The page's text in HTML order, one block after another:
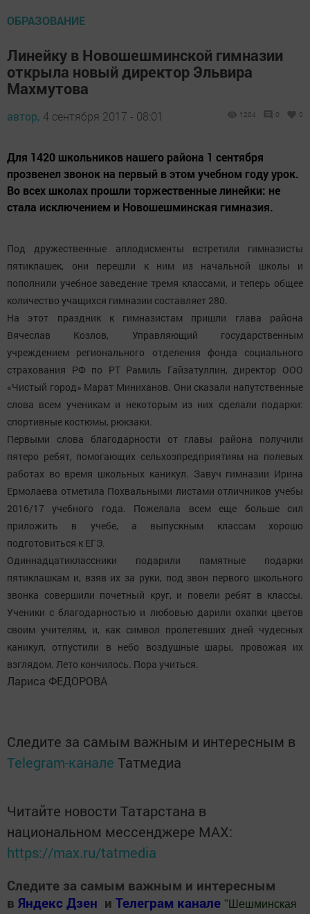
ОБРАЗОВАНИЕ
Линейку в Новошешминской гимназии
открыла новый директор Эльвира
Махмутова
автор, 4 сентября 2017 - 08:01 1204 0 0
Для 1420 школьников нашего района 1 сентября
прозвенел звонок на первый в этом учебном году урок.
Во всех школах прошли торжественные линейки: не
стала исключением и Новошешминская гимназия.
Под дружественные аплодисменты встретили гимназисты
пятиклашек, они перешли к ним из начальной школы и
пополнили учебное заведение тремя классами, и теперь общее
количество учащихся гимназии составляет 280.
На этот праздник к гимназистам пришли глава района
Вячеслав Козлов, Управляющий государственным
учреждением регионального отделения фонда социального
страхования РФ по РТ Рамиль Гайзатуллин, директор ООО
«Чистый город» Марат Миниханов. Они сказали напутственные
слова всем ученикам и некоторым из них сделали подарки:
спортивные костюмы, рюкзаки.
Первыми слова благодарности от главы района получили
пятеро ребят, помогающих сельхозпредприятиям на полевых
работах во время школьных каникул. Завуч гимназии Ирина
Ермолаева отметила Похвальными листами отличников учебы
2016/17 учебного года. Пожелала всем еще больше сил
приложить в учебе, а выпускным классам хорошо
подготовиться к ЕГЭ.
Одиннадцатиклассники подарили памятные подарки
пятиклашкам и, взяв их за руки, под звон первого школьного
звонка совершили почетный круг, и повели ребят в классы.
Ученики с благодарностью и любовью дарили охапки цветов
своим учителям, и, как символ пролетевших дней чудесных
каникул, отпустили в небо воздушные шары, провожая их
взглядом. Лето кончилось. Пора учиться.
Лариса ФЕДОРОВА
Следите за самым важным и интересным в
Telegram-канале Татмедиа
Читайте новости Татарстана в
национальном мессенджере MАХ:
https://max.ru/tatmedia
Следите за самым важным и интересным
в Яндекс Дзен и Телеграм канале " Шешминская